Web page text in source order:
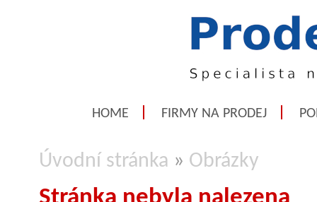
HOME FIRMY NA PRODEJ
Úvodní stránka » Obrázky